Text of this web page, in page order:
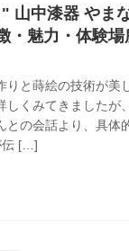
山中漆器 やま
・魅力・体験場
りと蒔絵の技術が美
しくみてきましたが
との会話より、具体
伝 […]